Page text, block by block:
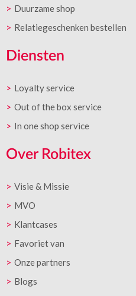
Duurzame shop
Relatiegeschenken bestellen
Diensten
Loyalty service
Out of the box service
In one shop service
Over Robitex
Visie & Missie
MVO
Klantcases
Favoriet van
Onze partners
Blogs